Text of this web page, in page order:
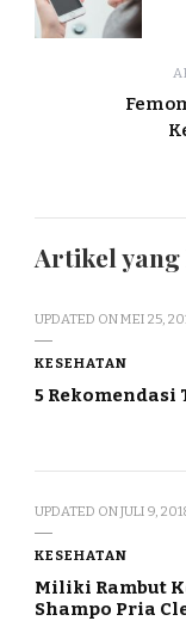
Artikel yang
UPDATED ONMEI 25,
KESEHATAN
5 Rekomendasi
UPDATED ONJULI 9,
KESEHATAN
Miliki Rambut
Shampo Pria